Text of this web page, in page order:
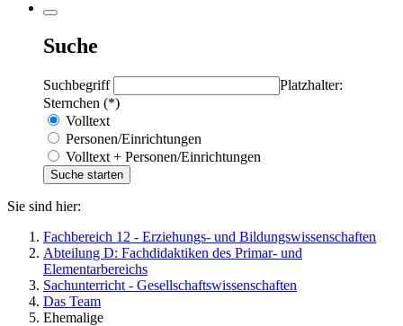
Suche
Suchbegriff
Platzhalter:
Sternchen (*)
Volltext
Personen/Einrichtungen
Volltext + Personen/Einrichtungen
Sie sind hier:
Fachbereich 12 - Erziehungs- und Bildungswissenschaften
Abteilung D: Fachdidaktiken des Primar- und
Elementarbereichs
Sachunterricht - Gesellschaftswissenschaften
Das Team
Ehemalige